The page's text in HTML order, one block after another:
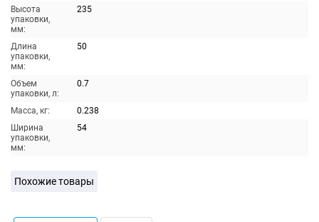
Высота
упаковки,
мм:
235
Длина
упаковки,
мм:
50
Объем
упаковки, л:
0.7
Масса, кг:
0.238
Ширина
упаковки,
мм:
54
Похожие товары